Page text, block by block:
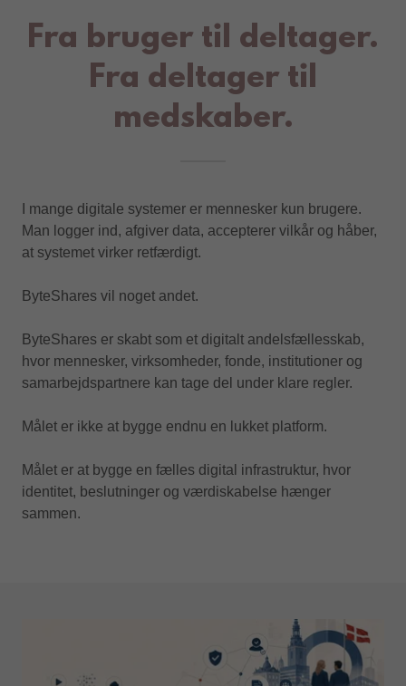
Fra bruger til deltager.
Fra deltager til
medskaber.
I mange digitale systemer er mennesker kun brugere.
Man logger ind, afgiver data, accepterer vilkår og håber,
at systemet virker retfærdigt.
ByteShares vil noget andet.
ByteShares er skabt som et digitalt andelsfællesskab,
hvor mennesker, virksomheder, fonde, institutioner og
samarbejdspartnere kan tage del under klare regler.
Målet er ikke at bygge endnu en lukket platform.
Målet er at bygge en fælles digital infrastruktur, hvor
identitet, beslutninger og værdiskabelse hænger
sammen.